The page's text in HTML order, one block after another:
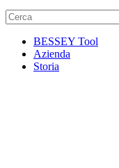
BESSEY Tool
Azienda
Storia